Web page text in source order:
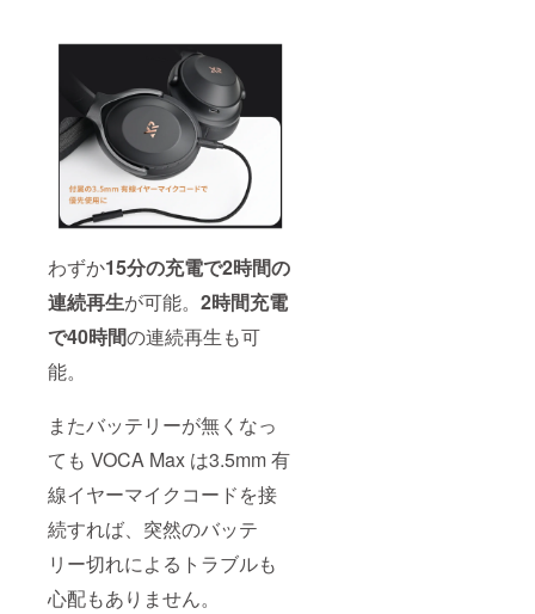
わずか15分の充電で2時間の
連続再生が可能。 2時間充電
で40時間の連続再生も可
能。
またバッテリーが無くなっ
ても VOCA Max は3.5mm 有
線イヤーマイクコードを接
続すれば、突然のバッテ
リー切れによるトラブルも
心配もありません。